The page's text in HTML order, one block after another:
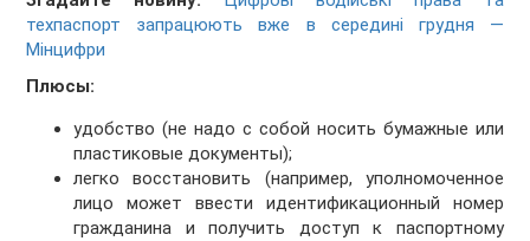
техпаспорт запрацюють вже в середині грудня —
Мінцифри
Плюсы:
удобство (не надо с собой носить бумажные или
пластиковые документы);
легко восстановить (например, уполномоченное
лицо может ввести идентификационный номер
гражданина и получить доступ к паспортному